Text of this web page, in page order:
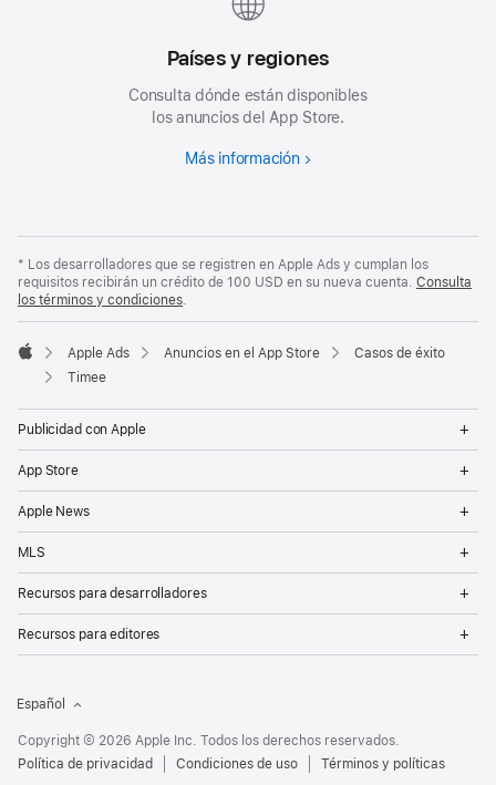
Países y regiones
Consulta dónde están disponibles
los anuncios del App Store.
Más información
* Los desarrolladores que se registren en Apple Ads y cumplan los
requisitos recibirán un crédito de 100 USD en su nueva cuenta. Consulta
los términos y condiciones.
Apple
Apple Ads Anuncios en el App Store
Casos de éxito
Timee
Publicidad con Apple
App Store
Apple News
MLS
Recursos para desarrolladores
Recursos para editores
Español
Copyright © 2026 Apple Inc. Todos los derechos reservados.
Política de privacidad
Condiciones de uso Términos y políticas